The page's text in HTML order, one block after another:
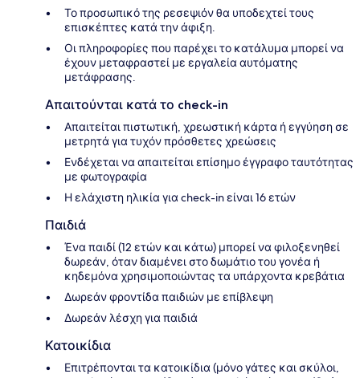
Το προσωπικό της ρεσεψιόν θα υποδεχτεί τους
επισκέπτες κατά την άφιξη.
Οι πληροφορίες που παρέχει το κατάλυμα μπορεί να
έχουν μεταφραστεί με εργαλεία αυτόματης
μετάφρασης.
Απαιτούνται κατά το check-in
Απαιτείται πιστωτική, χρεωστική κάρτα ή εγγύηση σε
μετρητά για τυχόν πρόσθετες χρεώσεις
Ενδέχεται να απαιτείται επίσημο έγγραφο ταυτότητας
με φωτογραφία
Η ελάχιστη ηλικία για check-in είναι 16 ετών
Παιδιά
Ένα παιδί (12 ετών και κάτω) μπορεί να φιλοξενηθεί
δωρεάν, όταν διαμένει στο δωμάτιο του γονέα ή
κηδεμόνα χρησιμοποιώντας τα υπάρχοντα κρεβάτια
Δωρεάν φροντίδα παιδιών με επίβλεψη
Δωρεάν λέσχη για παιδιά
Κατοικίδια
Επιτρέπονται τα κατοικίδια (μόνο γάτες και σκύλοι,